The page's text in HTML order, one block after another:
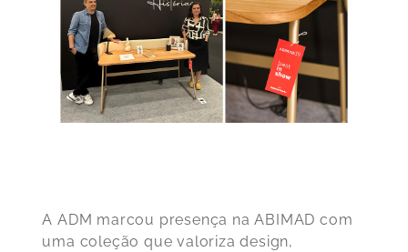
A ADM marcou presença na ABIMAD com
uma coleção que valoriza design,